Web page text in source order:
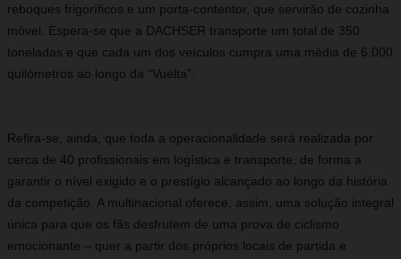
reboques frigoríficos e um porta-contentor, que servirão de cozinha
móvel. Espera-se que a DACHSER transporte um total de 350
toneladas e que cada um dos veículos cumpra uma média de 6.000
quilómetros ao longo da “Vuelta”.
Refira-se, ainda, que toda a operacionalidade será realizada por
cerca de 40 profissionais em logística e transporte, de forma a
garantir o nível exigido e o prestígio alcançado ao longo da história
da competição. A multinacional oferece, assim, uma solução integral
única para que os fãs desfrutem de uma prova de ciclismo
emocionante – quer a partir dos próprios locais de partida e